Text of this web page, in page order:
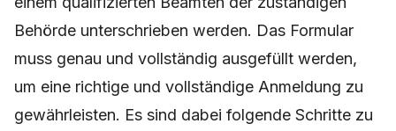
Behörde unterschrieben werden. Das Formular
muss genau und vollständig ausgefüllt werden,
um eine richtige und vollständige Anmeldung zu
gewährleisten. Es sind dabei folgende Schritte zu